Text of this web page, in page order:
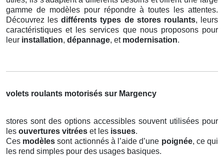
gamme de modèles pour répondre à toutes les attentes.
Découvrez lesdifférents types de stores roulants, leurs
caractéristiques et les services que nous proposons pour
leur installation, dépannage, et modernisation.
volets roulants motorisés sur Margency
stores sont des options accessibles souvent utilisées pour
les ouvertures vitrées et les issues.
Ces modèles sont actionnés à l’aide d’une poignée, ce qui
les rend simples pour des usages basiques.